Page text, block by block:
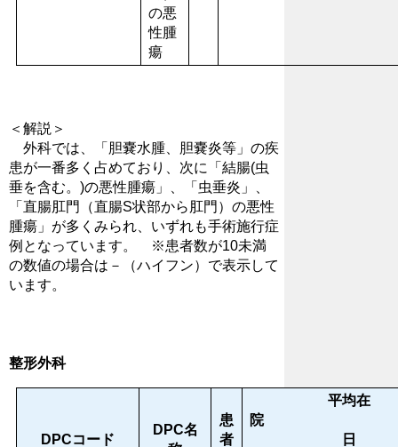
の悪
性腫
瘍
＜解説＞
外科では、「胆嚢水腫、胆嚢炎等」の疾
患が一番多く占めており、次に「結腸(虫
垂を含む。)の悪性腫瘍」、「虫垂炎」、
「直腸肛門（直腸S状部から肛門）の悪性
腫瘍」が多くみられ、いずれも手術施行症
例となっています。 ※患者数が10未満
の数値の場合は－（ハイフン）で表示して
います。
整形外科
DPCコード
DPC名
患
者
平均在
日